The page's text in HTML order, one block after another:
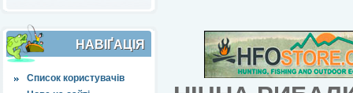
НАВІҐАЦІЯ
Список користувачів